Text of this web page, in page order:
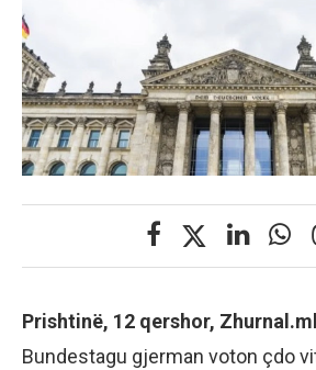
Prishtinë, 12 qershor,
Bundestagu gjerman voton çdo